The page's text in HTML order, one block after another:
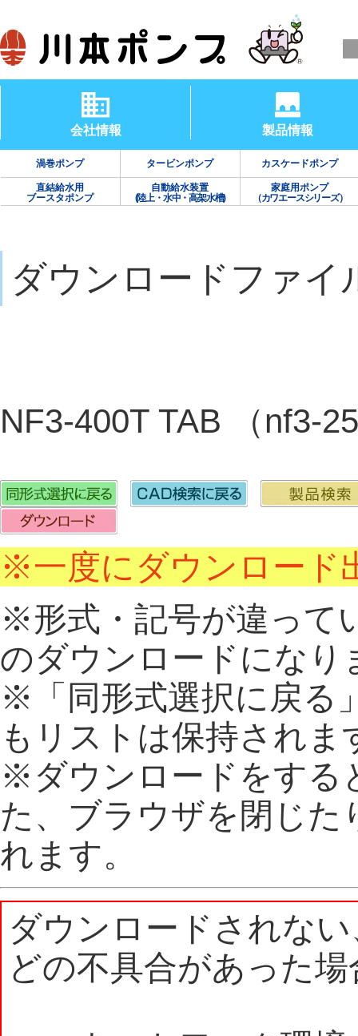
会社情報 製品情報
渦巻ポンプ タービンポンプ カスケードポンプ
直結給水用
ブースタポンプ
自動給水装置
(陸上・水中・高架水槽)
家庭用ポンプ
（カワエースシリーズ）
ダウンロードファイ
NF3-400T TAB （
※一度にダウンロード
※形式・記号が違って
のダウンロードになり
※「同形式選択に戻る
もリストは保持されま
※ダウンロードをする
た、ブラウザを閉じた
れます。
ダウンロードされな
どの不具合があった